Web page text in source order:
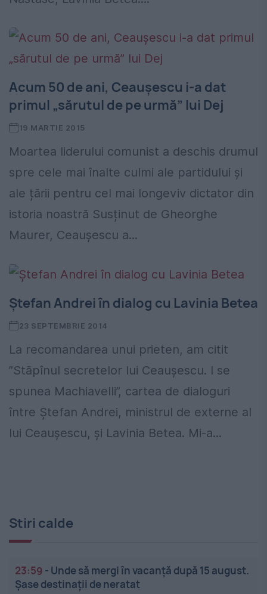
Acum 50 de ani, Ceaușescu i-a dat
primul „sărutul de pe urmă” lui Dej
19 MARTIE 2015
Moartea liderului comunist a deschis drumul
spre cele mai înalte culmi ale partidului și
ale țării pentru cel mai longeviv dictator din
istoria noastră Susținut de Gheorghe
Maurer, Ceaușescu a...
Ștefan Andrei în dialog cu Lavinia Betea
23 SEPTEMBRIE 2014
La recomandarea unui prieten, am citit
”Stăpînul secretelor lui Ceaușescu. I se
spunea Machiavelli”, cartea de dialoguri
între Ștefan Andrei, ministrul de externe al
lui Ceaușescu, și Lavinia Betea. Mi-a...
Stiri calde
23:59 - Unde să mergi în vacanță după 15 august.
Șase destinații de neratat